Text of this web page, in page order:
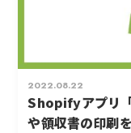
2022.08.22
Shopifyアプリ
や領収書の印刷